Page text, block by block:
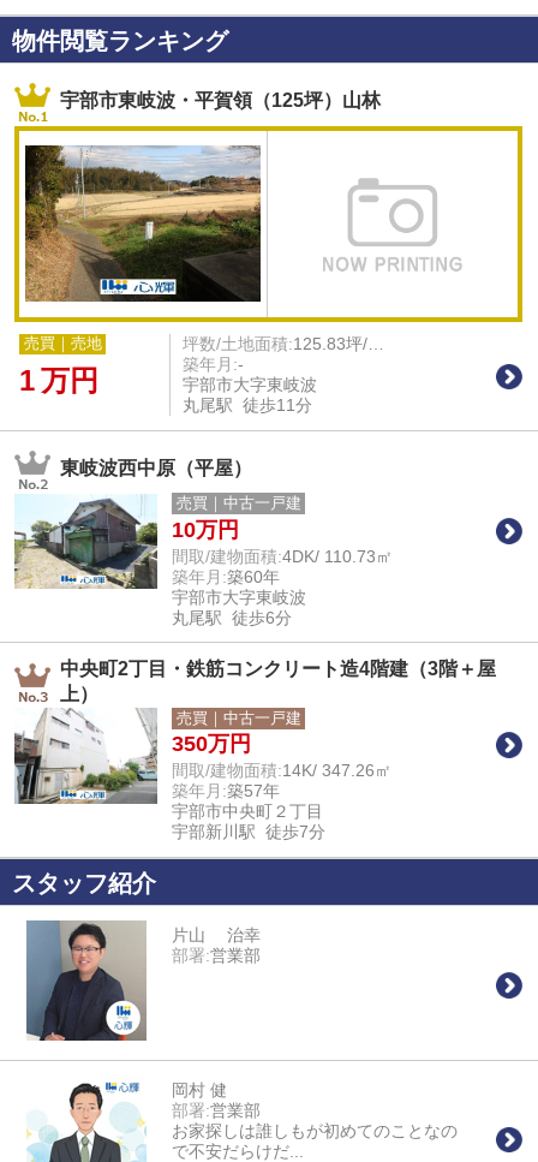
物件閲覧ランキング
宇部市東岐波・平賀領（125坪）山林
売買｜売地
1万円
坪数/土地面積:
築年月:-
宇部市大字東岐波
丸尾駅 徒歩11分
東岐波西中原（平屋）
売買｜中古一戸建
10万円
間取/建物面積:4DK/ 110.73㎡
築年月:築60年
宇部市大字東岐波
丸尾駅 徒歩6分
中央町2丁目・鉄筋コンクリート造4階建（3階＋屋
上）
売買｜中古一戸建
350万円
間取/建物面積:14K/ 347.26㎡
築年月:築57年
宇部市中央町２丁目
宇部新川駅 徒歩7分
スタッフ紹介
片山 治幸
部署:営業部
岡村 健
部署:営業部
お家探しは誰しもが初めてのことなの
で不安だらけだ...